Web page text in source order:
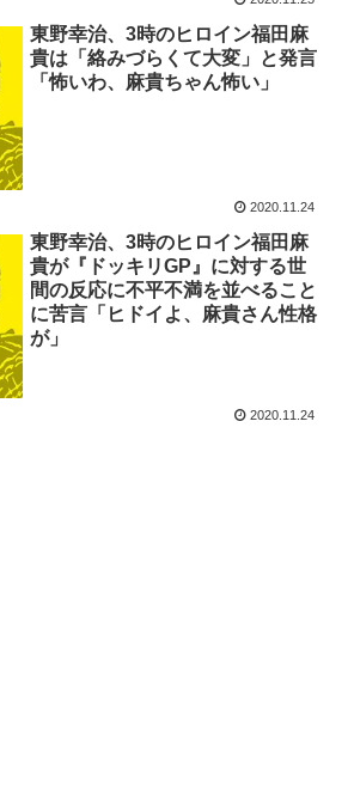
東野幸治、3時のヒロイン福田麻
貴は「絡みづらくて大変」と発言
「怖いわ、麻貴ちゃん怖い」
2020.11.24
東野幸治、3時のヒロイン福田麻
貴が『ドッキリGP』に対する世
間の反応に不平不満を並べること
に苦言「ヒドイよ、麻貴さん性格
が」
2020.11.24